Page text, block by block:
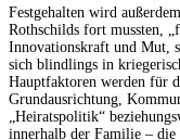
Festgehalten wird
Rothschilds fort mussten,
Innovationskraft und Mut,
sich blindlings in
Hauptfaktoren werden für
Grundausrichtung,
„Heiratspolitik“
innerhalb der Familie – die